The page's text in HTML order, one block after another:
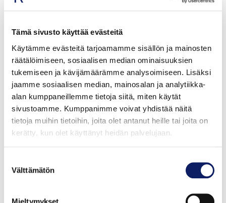
Tämä sivusto käyttää evästeitä
Käytämme evästeitä tarjoamamme sisällön ja mainosten
räätälöimiseen, sosiaalisen median ominaisuuksien
tukemiseen ja kävijämäärämme analysoimiseen. Lisäksi
jaamme sosiaalisen median, mainosalan ja analytiikka-
alan kumppaneillemme tietoja siitä, miten käytät
sivustoamme. Kumppanimme voivat yhdistää näitä
tietoja muihin tietoihin, joita olet antanut heille tai joita on
kerätty, kun olet käyttänyt heidän palvelujaan.
valinta
Välttämätön
Lempiruokaviikko toteutettiin lapsilta kerättyjen
suunnitteluun ja päätöksen tekoon.
Pienillä teoilla on isoja vaikutuksia
Toisinaan saatetaan ajatella, että vaikka kiinnostusta
ruokakasvatuksen edistämiseen olisi, ei arjesta löydy
aikaa sen toteuttamiselle.
ei vie siitä yhtään enempää aikaa. Lapsien kanssa
käytävät ruokaan liittyvät keskustelut ovat hyvä
vaadi lisää aikaa tai vaivaa. Ruokakasvatusta